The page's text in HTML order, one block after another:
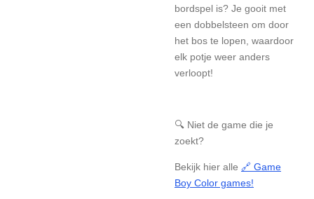
bordspel is? Je gooit met
een dobbelsteen om door
het bos te lopen, waardoor
elk potje weer anders
verloopt!
🔍 Niet de game die je
zoekt?
Bekijk hier alle 🔗 Game
Boy Color games!